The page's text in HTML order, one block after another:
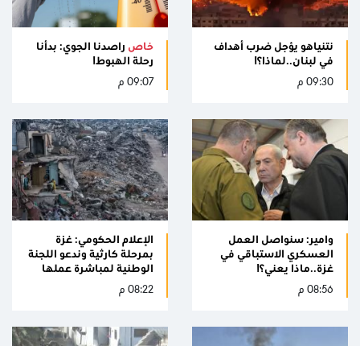
نتنياهو يؤجل ضرب أهداف
في لبنان..لماذا؟!
09:30 م
خاص راصدنا الجوي: بدأنا
رحلة الهبوط!
09:07 م
وامير: سنواصل العمل
العسكري الاستباقي في
غزة..ماذا يعني؟!
08:56 م
الإعلام الحكومي: غزة
بمرحلة كارثية وندعو اللجنة
الوطنية لمباشرة عملها
08:22 م